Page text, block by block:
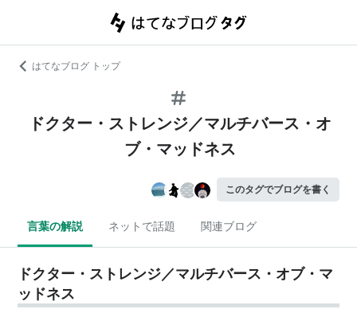
はてなブログ トップ
ドクター・ストレンジ／マルチバース・オ
ブ・マッドネス
このタグでブログを書く
言葉の解説 ネットで話題 関連ブログ
ドクター・ストレンジ／マルチバース・オブ・マ
ッドネス